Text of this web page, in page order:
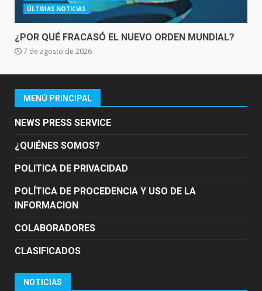
ÚLTIMAS NOTICIAS
¿POR QUÉ FRACASÓ EL NUEVO ORDEN MUNDIAL?
7 de agosto de 2026
MENÚ PRINCIPAL
NEWS PRESS SERVICE
¿QUIÉNES SOMOS?
POLITICA DE PRIVACIDAD
POLÍTICA DE PROCEDENCIA Y USO DE LA
INFORMACION
COLABORADORES
CLASIFICADOS
NOTICIAS